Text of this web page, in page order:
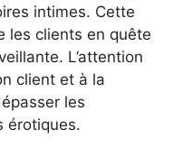
intimes. Cette
les clients en quête
L’attention
client et à la
les
érotiques.